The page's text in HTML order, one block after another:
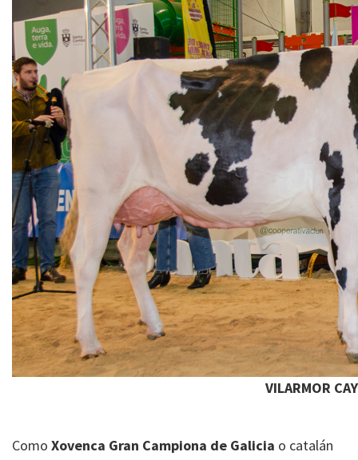
VILARMOR
Como Xovenca Gran Campiona de Galicia o catalán